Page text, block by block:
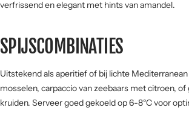
verfrissend en elegant met hints van amandel.
SPIJSCOMBINATIES
Uitstekend als aperitief of bij lichte
mosselen, carpaccio van zeebaars met citroen,
kruiden. Serveer goed gekoeld op 6-8°C voor